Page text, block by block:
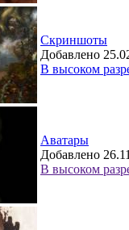
Скриншоты
Добавлено
В высоком
Аватары
Добавлено
В высоком